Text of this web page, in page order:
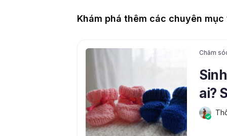
Khám phá thêm các chuyên mục
Chăm
ai?